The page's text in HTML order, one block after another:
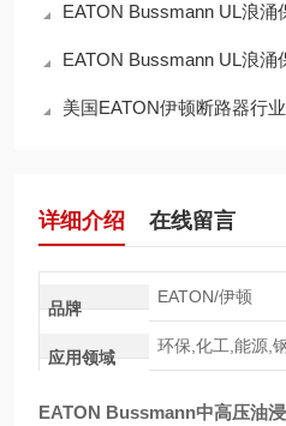
EATON Bussmann UL浪涌保
EATON Bussmann UL浪涌
美国EATON伊顿断路器行业
详细介绍 在线留言
品牌
EATON/伊顿
应用领域
环保,化工,能源,
EATON Bussmann中高压油